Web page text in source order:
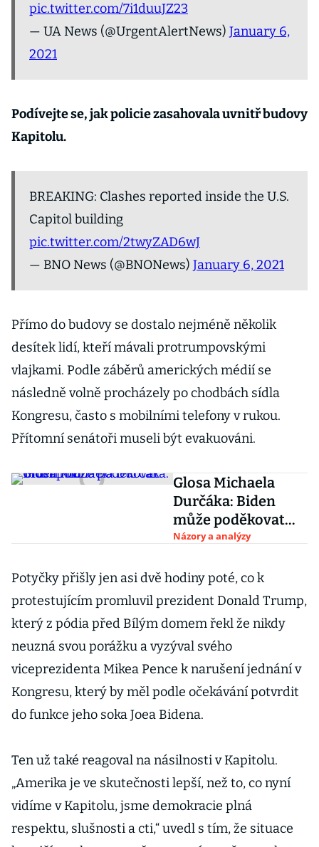
pic.twitter.com/7i1duuJZ23
— UA News (@UrgentAlertNews) January 6,
2021
Podívejte se, jak policie zasahovala uvnitř budovy
Kapitolu.
BREAKING: Clashes reported inside the U.S.
Capitol building
pic.twitter.com/2twyZAD6wJ
— BNO News (@BNONews) January 6, 2021
Přímo do budovy se dostalo nejméně několik
desítek lidí, kteří mávali protrumpovskými
vlajkami. Podle záběrů amerických médií se
následně volně procházely po chodbách sídla
Kongresu, často s mobilními telefony v rukou.
Přítomní senátoři museli být evakuováni.
Glosa Michaela
Durčáka: Biden
může poděkovat
Trumpovi
Názory a analýzy
Potyčky přišly jen asi dvě hodiny poté, co k
protestujícím promluvil prezident Donald Trump,
který z pódia před Bílým domem řekl že nikdy
neuzná svou porážku a vyzýval svého
viceprezidenta Mikea Pence k narušení jednání v
Kongresu, který by měl podle očekávání potvrdit
do funkce jeho soka Joea Bidena.
Ten už také reagoval na násilnosti v Kapitolu.
„Amerika je ve skutečnosti lepší, než to, co nyní
vidíme v Kapitolu, jsme demokracie plná
respektu, slušnosti a cti,“ uvedl s tím, že situace